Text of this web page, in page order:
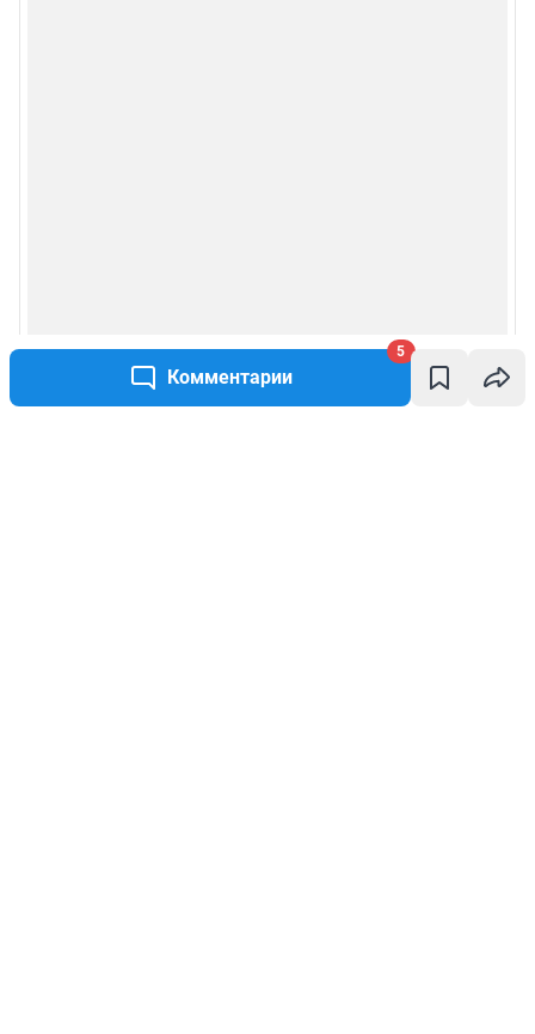
Комментарии
5